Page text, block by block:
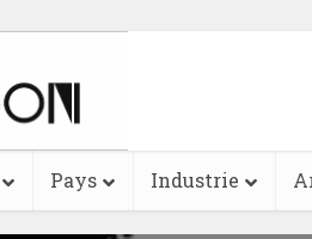
Pays Industrie